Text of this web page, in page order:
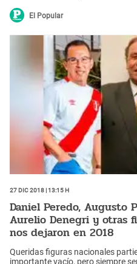
El Popular
27 Dic 2018 | 13:15 h
Daniel Peredo, Augusto
Aurelio Denegri y otras
nos dejaron en 2018
Queridas figuras nacionales
importante vacío, pero siempre